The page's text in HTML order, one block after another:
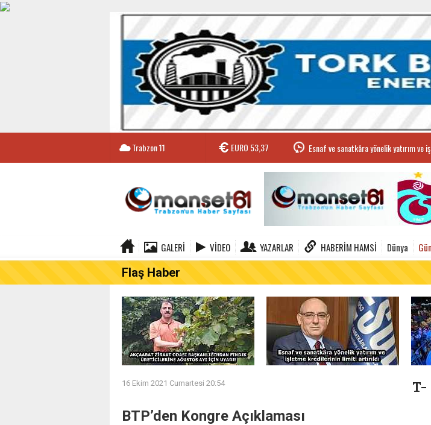
Trabzon11 EURO53,37 Esnaf ve sanatkâra yönelik yatırım ve
GALERI VIDEO YAZARLAR HABERIM HAMSI Dünya
Flaş Haber
AKÇAABAT ZİRAAT ODASI BAŞKANLIĞINDAN FINDIK
16 Ekim 2021 Cumartesi 20:54
BTP’den Kongre Açıklaması